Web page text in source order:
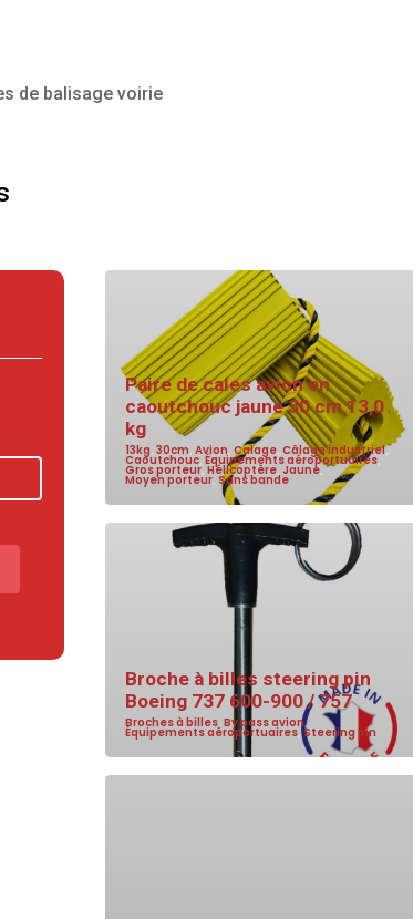
de balisage voirie
Paire de cales avion en
caoutchouc jaune 30 cm 13,0
kg
13kg ,30cm ,Avion ,Calage ,Câlage industriel,
Caoutchouc ,Équipements aéroportuaires
Gros porteur ,Hélicoptère Jaune
Moyen porteur ,Sans bande
Broche à billes steering pin
Boeing 737 600-900 / 757
Broches à billes ,By pass avion,
Équipements aéroportuaires ,Steering pin